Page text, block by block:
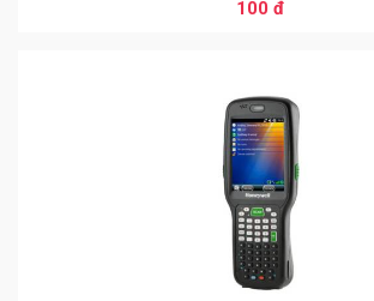
100 đ
THÊM VÀO GIỎ HÀNG
0